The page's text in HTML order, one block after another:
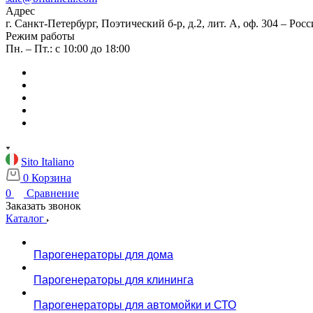
Адрес
г. Санкт-Петербург, Поэтический б-р, д.2, лит. А, оф. 304 –
Режим работы
Пн. – Пт.: с 10:00 до 18:00
Sito Italiano
0 Корзина
0
Сравнение
Заказать звонок
Каталог
Парогенераторы для дома
Парогенераторы для клининга
Парогенераторы для автомойки и СТО